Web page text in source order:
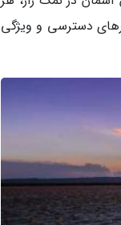
دسترسی و ویژگی